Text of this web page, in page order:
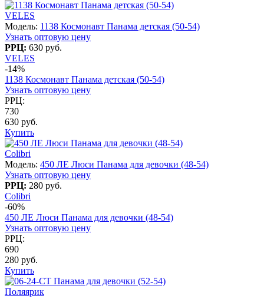
VELES
Модель: 1138 Космонавт Панама детская (50-54)
Узнать оптовую цену
РРЦ: 630 руб.
VELES
-14%
1138 Космонавт Панама детская (50-54)
Узнать оптовую цену
РРЦ:
730
630 руб.
Купить
Colibri
Модель: 450 ЛЕ Люси Панама для девочки (48-54)
Узнать оптовую цену
РРЦ: 280 руб.
Colibri
-60%
450 ЛЕ Люси Панама для девочки (48-54)
Узнать оптовую цену
РРЦ:
690
280 руб.
Купить
Поляярик